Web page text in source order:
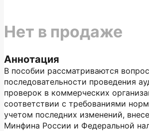
Аннотация
В пособии рассматриваются
последовательности проведения
проверок в коммерческих
соответствии с требованиями
учетом последних изменений,
Минфина России и Федеральной
Нет в продаже